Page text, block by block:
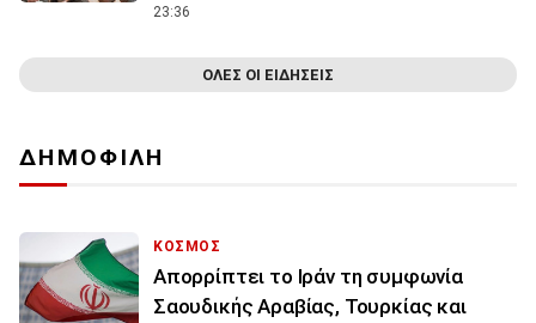
23:36
ΟΛΕΣ ΟΙ ΕΙΔΗΣΕΙΣ
ΔΗΜΟΦΙΛΗ
ΚΟΣΜΟΣ
Απορρίπτει το Ιράν τη συμφωνία
Σαουδικής Αραβίας, Τουρκίας και